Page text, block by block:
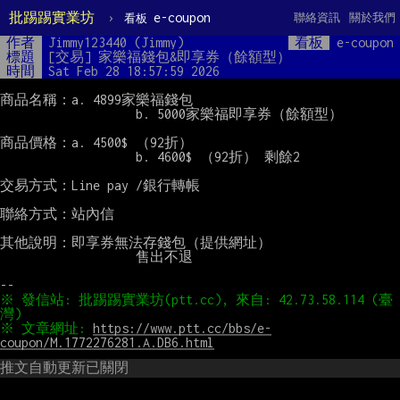
批踢踢實業坊 › 看板 e-coupon 關於我們
聯絡資訊
作者 Jimmy123440 (Jimmy) 看板
e-coupon
標題
[交易] 家樂福錢包&即享券（餘額型）
時間
Sat Feb 28 18:57:59 2026
商品名稱：a. 4899家樂福錢包
商品價格：a. 4500$ （92折）
交易方式：Line pay /銀行轉帳
聯絡方式：站內信
其他說明：即享券無法存錢包（提供網址）
※ 發信站: 批踢踢實業坊(ptt.cc), 來自: 42.73.58.114 (臺
※ 文章網址: https://www.ptt.cc/bbs/e-
coupon/M.1772276281.A.DB6.html
推文自動更新已關閉